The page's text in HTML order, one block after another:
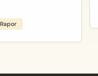
Rapor